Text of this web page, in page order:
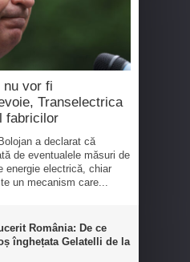
nu vor fi
Transelectrica
fabricilor
a declarat că
de eventualele măsuri de
energie electrică, chiar
un mecanism care...
România: De ce
înghețata Gelatelli de la